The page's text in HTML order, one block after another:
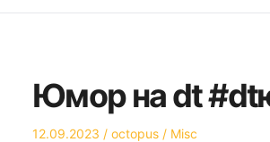
Юмор на dt
Опубликовано
12.09.2023 Автор
octopus
Опубликовано
Misc